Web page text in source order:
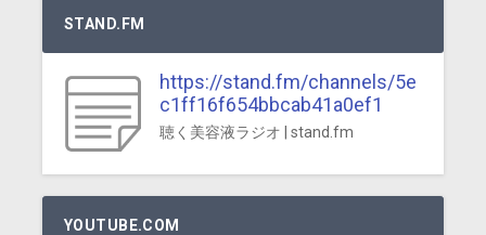
STAND.FM
https://stand.fm/channels/5e
c1ff16f654bbcab41a0ef1
聴く美容液ラジオ | stand.fm
YOUTUBE.COM